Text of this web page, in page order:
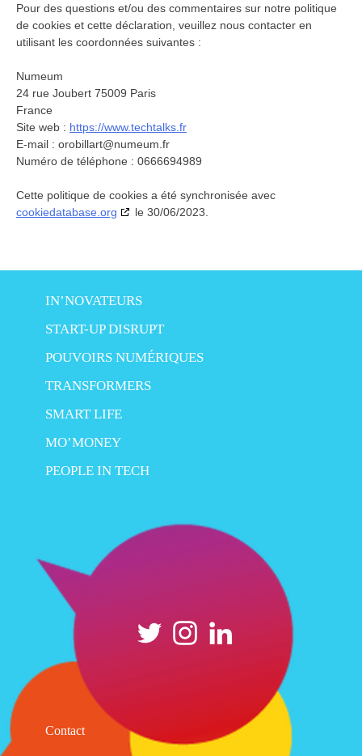
Pour des questions et/ou des commentaires sur notre politique
de cookies et cette déclaration, veuillez nous contacter en
utilisant les coordonnées suivantes :
Numeum
24 rue Joubert 75009 Paris
France
Site web : https://www.techtalks.fr
E-mail : orobillart@numeum.fr
Numéro de téléphone : 0666694989
Cette politique de cookies a été synchronisée avec
cookiedatabase.org
le 30/06/2023.
IN’NOVATEURS
START-UP DISRUPT
POUVOIRS NUMÉRIQUES
TRANSFORMERS
SMART LIFE
MO’MONEY
PEOPLE IN TECH
Contact